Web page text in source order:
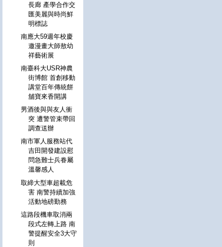
長廊 產學合作交
匯美麗與時尚鮮
明標誌
南應大59週年校慶
邀漫畫大師敖幼
祥藝術展
南臺科大USR神農
街博館 首創移動
講堂百年傳統餅
舖寶來香開講
男酒後與與友人衝
突 遭警管束帶回
調查送辦
南市軍人服務站代
吉田開發建設慰
問急難士兵眷屬
溫馨感人
取締大型車超載危
害 南警持續加強
活動地磅勤務
這路段機車取消兩
段式左轉上路 南
警提醒安全3大守
則